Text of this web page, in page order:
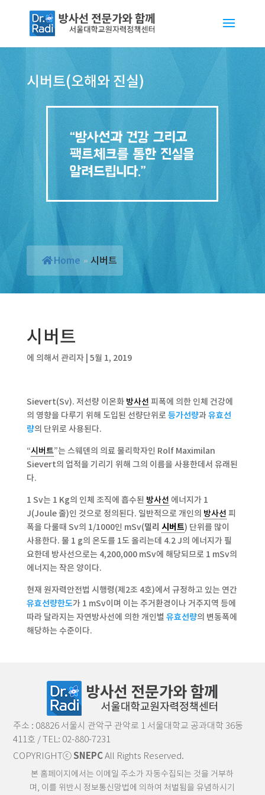
시버트(오해와 진실)
Home » 시버트
시버트
에 의해서 관리자| 5월 1, 2019
Sievert(Sv). 저선량 이온화 방사선 피폭에 의한 인체 건강에
의 영향을 다루기 위해 도입된 선량단위로등가선량과유효선
량의 단위로 사용된다.
“시버트”는 스웨덴의 의료 물리학자인 Rolf Maximilan
Sievert의 업적을 기리기 위해 그의 이름을 사용한데서 유래된
다.
1 Sv는 1 Kg의 인체 조직에 흡수된 방사선 에너지가 1
J(Joule 줄)인 것으로 정의된다. 일반적으로 개인의 방사선 피
폭을 다룰때 Sv의 1/1000인 mSv(밀리 시버트) 단위를 많이
사용한다. 물 1 g의 온도를 1도 올리는데 4.2 J의 에너지가 필
요한데 방사선으로는 4,200,000 mSv에 해당되므로 1 mSv의
에너지는 작은 양이다.
현재 원자력안전법 시행령(제2조 4호)에서 규정하고 있는 연간
유효선량한도가 1 mSv이며 이는 주거환경이나 거주지역 등에
따라 달라지는 자연방사선에 의한 개인별 유효선량의 변동폭에
해당하는 수준이다.
주소 : 08826 서울시 관악구 관악로 1 서울대학교 공과대학 36동
411호 / TEL: 02-880-7231
COPYRIGHTⓒSNEPCAll Rights Reserved.
본 홈페이지에서는 이메일 주소가 자동수집되는 것을 거부하
며, 이를 위반시 정보통신망법에 의하여 처벌됨을 유념하시기